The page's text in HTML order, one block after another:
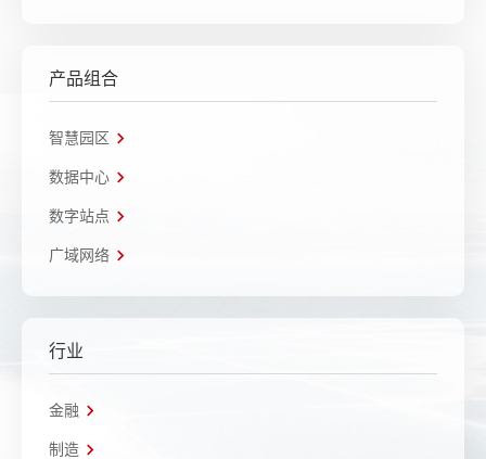
产品组合
智慧园区
数据中心
数字站点
广域网络
行业
金融
制造